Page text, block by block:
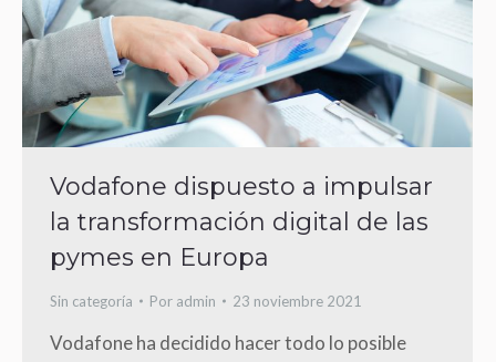
Vodafone dispuesto a impulsar
la transformación digital de las
pymes en Europa
Sin categoría Por admin 23 noviembre 2021
Vodafone ha decidido hacer todo lo posible